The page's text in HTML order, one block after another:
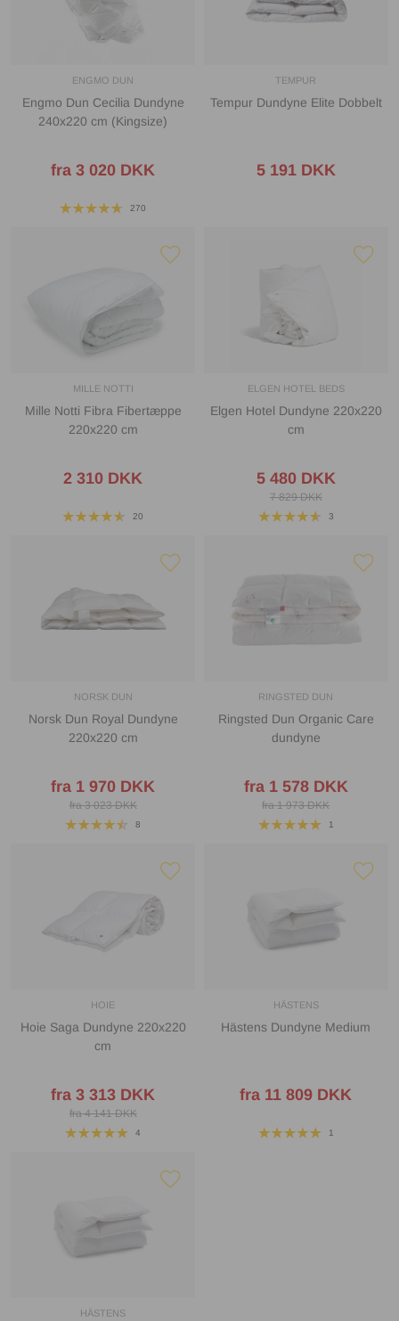
ENGMO DUN
Engmo Dun Cecilia Dundyne
240x220 cm (Kingsize)
fra 3 020 DKK
270
TEMPUR
Tempur Dundyne Elite Dobbelt
5 191 DKK
MILLE NOTTI
Mille Notti Fibra Fibertæppe
220x220 cm
2 310 DKK
20
ELGEN HOTEL BEDS
Elgen Hotel Dundyne 220x220
cm
5 480 DKK
7 829 DKK
3
NORSK DUN
Norsk Dun Royal Dundyne
220x220 cm
fra 1 970 DKK
fra 3 023 DKK
8
RINGSTED DUN
Ringsted Dun Organic Care
dundyne
fra 1 578 DKK
fra 1 973 DKK
1
HOIE
Hoie Saga Dundyne 220x220
cm
fra 3 313 DKK
fra 4 141 DKK
4
HÄSTENS
Hästens Dundyne Medium
fra 11 809 DKK
1
HÄSTENS